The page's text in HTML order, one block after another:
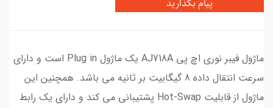
ماژول فیبر نوری اچ پی AJ718A یک ماژول Plug in است و دارای
سرعت انتقال داده 8 گیگابیت بر ثانیه می باشد. همچنین این
ماژول از قابلیت Hot-Swap پشتیبانی می کند و دارای یک رابط